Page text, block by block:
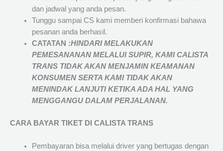
dan jadwal yang anda pesan.
Tunggu sampai CS kami memberi konfirmasi bahawa
pesanan anda berhasil.
CATATAN :HINDARI MELAKUKAN
PEMESANANAN MELALUI SUPIR, KAMICALISTA
TRANSTIDAK AKAN MENJAMINKEAMANAN
KONSUMEN SERTA KAMI TIDAK AKAN
MENINDAK LANJUTI KETIKA ADA HAL YANG
MENGGANGU DALAM PERJALANAN.
CARA BAYAR TIKET DI CALISTA TRANS
Pembayaran bisa melalui driver yang bertugas dengan